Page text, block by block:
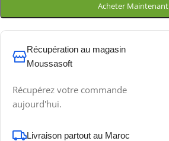
Acheter Maintenant
Récupération au magasin
Moussasoft
Récupérez votre commande
aujourd'hui.
Livraison partout au Maroc